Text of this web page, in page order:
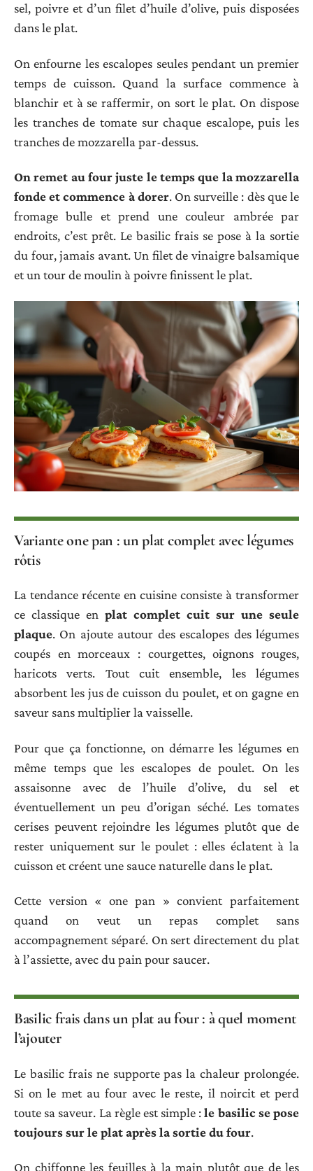
sel, poivre et d’un filet d’huile d’olive, puis disposées
dans le plat.
On enfourne les escalopes seules pendant un premier
temps de cuisson. Quand la surface commence à
blanchir et à se raffermir, on sort le plat. On dispose
les tranches de tomate sur chaque escalope, puis les
tranches de mozzarella par-dessus.
On remet au four juste le temps que la mozzarella
fonde et commence à dorer. On surveille : dès que le
fromage bulle et prend une couleur ambrée par
endroits, c’est prêt. Le basilic frais se pose à la sortie
du four, jamais avant. Un filet de vinaigre balsamique
et un tour de moulin à poivre finissent le plat.
Variante one pan : un plat complet avec légumes
rôtis
La tendance récente en cuisine consiste à transformer
ce classique en plat complet cuit sur une seule
plaque. On ajoute autour des escalopes des légumes
coupés en morceaux : courgettes, oignons rouges,
haricots verts. Tout cuit ensemble, les légumes
absorbent les jus de cuisson du poulet, et on gagne en
saveur sans multiplier la vaisselle.
Pour que ça fonctionne, on démarre les légumes en
même temps que les escalopes de poulet. On les
assaisonne avec de l’huile d’olive, du sel et
éventuellement un peu d’origan séché. Les tomates
cerises peuvent rejoindre les légumes plutôt que de
rester uniquement sur le poulet : elles éclatent à la
cuisson et créent une sauce naturelle dans le plat.
Cette version « one pan » convient parfaitement
quand on veut un repas complet sans
accompagnement séparé. On sert directement du plat
à l’assiette, avec du pain pour saucer.
Basilic frais dans un plat au four : à quel moment
l’ajouter
Le basilic frais ne supporte pas la chaleur prolongée.
Si on le met au four avec le reste, il noircit et perd
toute sa saveur. La règle est simple :le basilic se pose
toujours sur le plat après la sortie du four.
On chiffonne les feuilles à la main plutôt que de les